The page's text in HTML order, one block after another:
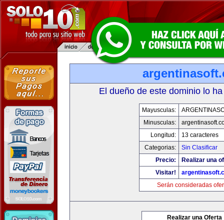
El dueño de este dominio lo
Mayusculas:
Minusculas:
Longitud:
13 caracteres
Categorias:
Sin Clasificar
Precio:
Realizar una
Visitar!
Serán consideradas
Realizar una Oferta